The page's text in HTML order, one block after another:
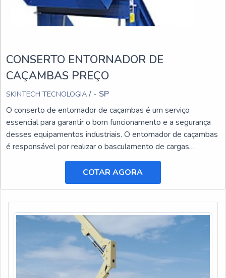
CONSERTO ENTORNADOR DE
CAÇAMBAS PREÇO
SKINTECH TECNOLOGIA / - SP
O conserto de entornador de caçambas é um serviço
essencial para garantir o bom funcionamento e a segurança
desses equipamentos industriais. O entornador de caçambas
é responsável por realizar o basculamento de cargas
pesadas, facilitando o transporte e a descarga de materiais.
COTAR AGORA